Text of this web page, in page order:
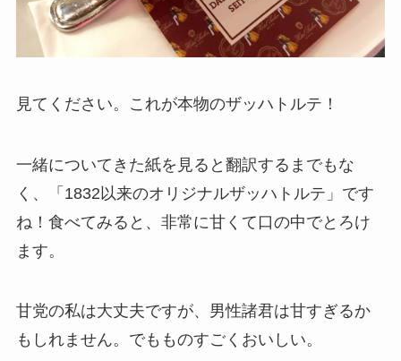
見てください。これが本物のザッハトルテ！
一緒についてきた紙を見ると翻訳するまでもな
く、「1832以来のオリジナルザッハトルテ」です
ね！食べてみると、非常に甘くて口の中でとろけ
ます。
甘党の私は大丈夫ですが、男性諸君は甘すぎるか
もしれません。でもものすごくおいしい。